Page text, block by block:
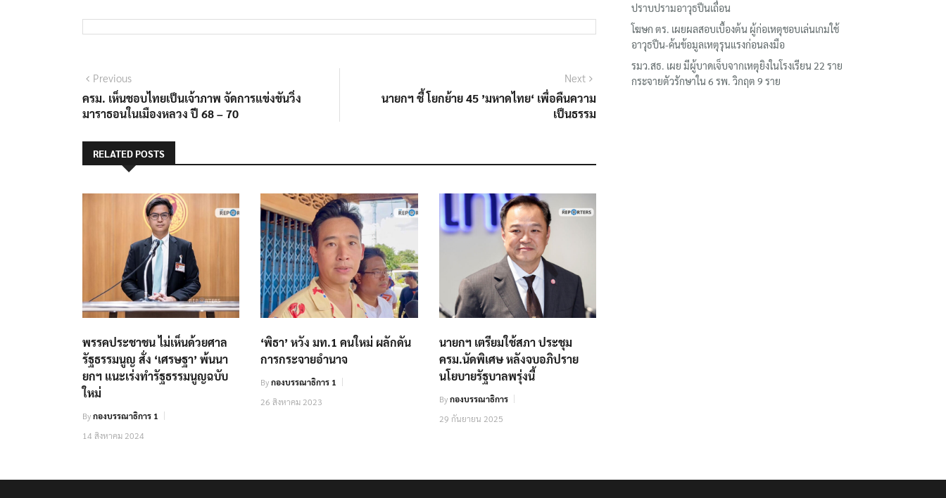
แนะแนว
เรื่อง
PreviousPrevious
post:
ครม. เห็นชอบไทยเป็นเจ้าภาพ จัดการแข่งขันวิ่ง
มาราธอนในเมืองหลวง ปี 68 – 70
Next
นายกฯ ชี้ โยกย้าย 45 ’มหาดไทย‘ เพื่อคืนความ
เป็นธรรม
RELATED POSTS
พรรคประชาชน ไม่เห็นด้วยศาล
รัฐธรรมนูญ สั่ง ‘เศรษฐา’ พ้นนา
ยกฯ แนะเร่งทำรัฐธรรมนูญฉบับ
ใหม่
Byกองบรรณาธิการ 1
14 สิงหาคม 2024
‘พิธา’ หวัง มท.1 คนใหม่ ผลักดัน
การกระจายอำนาจ
Byกองบรรณาธิการ 1
26 สิงหาคม 2023
นายกฯ เตรียมใช้สภา ประชุม
ครม.นัดพิเศษ หลังจบอภิปราย
นโยบายรัฐบาลพรุ่งนี้
Byกองบรรณาธิการ
29 กันยายน 2025
ปราบปรามอาวุธปืนเถื่อน
โฆษก ตร. เผยผลสอบเบื้องต้น ผู้ก่อเหตุชอบเล่นเกมใช้
อาวุธปืน-ค้นข้อมูลเหตุรุนแรงก่อนลงมือ
รมว.สธ. เผย มีผู้บาดเจ็บจากเหตุยิงในโรงเรียน 22 ราย
กระจายตัวรักษาใน 6 รพ. วิกฤต 9 ราย